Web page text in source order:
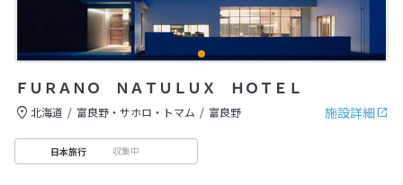
ＦＵＲＡＮＯ ＮＡＴＵＬＵＸ ＨＯＴＥＬ
施設詳細
北海道 富良野・サホロ・トマム 富良野
日本旅行 収集中